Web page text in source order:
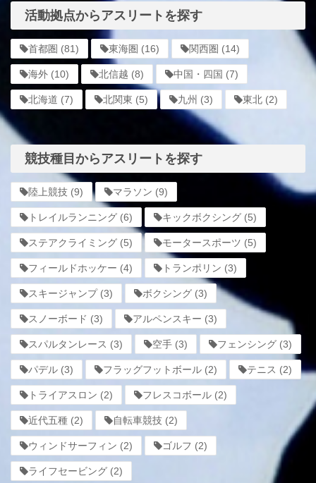
活動拠点からアスリートを探す
首都圏 (81) 東海圏 (16) 関西圏 (14)
海外 (10) 北信越 (8) 中国・四国 (7)
北海道 (7) 北関東 (5) 九州 (3) 東北 (2)
競技種目からアスリートを探す
陸上競技 (9) マラソン (9)
トレイルランニング (6) キックボクシング (5)
ステアクライミング (5) モータースポーツ (5)
フィールドホッケー (4) トランポリン (3)
スキージャンプ(3) ボクシング (3)
スノーボード (3) アルペンスキー (3)
スパルタンレース (3) 空手 (3) フェンシング (3)
パデル (3) フラッグフットボール (2) テニス (2)
トライアスロン (2) フレスコボール (2)
近代五種 (2) 自転車競技 (2)
ウィンドサーフィン (2) ゴルフ (2)
ライフセービング (2)